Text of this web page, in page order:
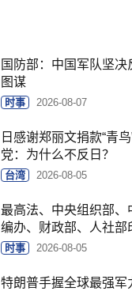
国防部：中国军队坚
图谋
时事 2026-08-07
日感谢郑丽文捐款“青
党：为什么不反日？
台湾 2026-08-05
最高法、中央组织部、
编办、财政部、人社部
时事 2026-08-05
特朗普手握全球最强军